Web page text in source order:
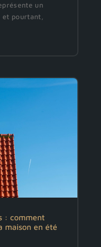
un
pourtant,
: comment
maison en été